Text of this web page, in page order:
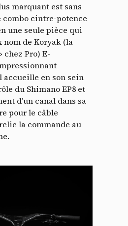
marquant est sans
combo cintre-potence
une seule pièce qui
nom de Koryak (la
chez Pro) E-
en son sein
du Shimano EP8 et
d’un canal dans sa
pour le câble
la commande au